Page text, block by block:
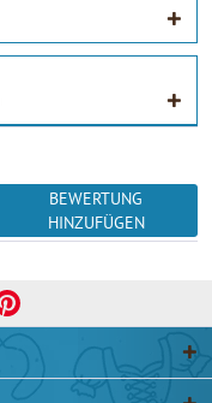
BEWERTUNG
HINZUFÜGEN